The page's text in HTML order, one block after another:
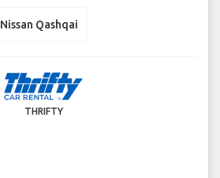
Nissan Qashqai
THRIFTY